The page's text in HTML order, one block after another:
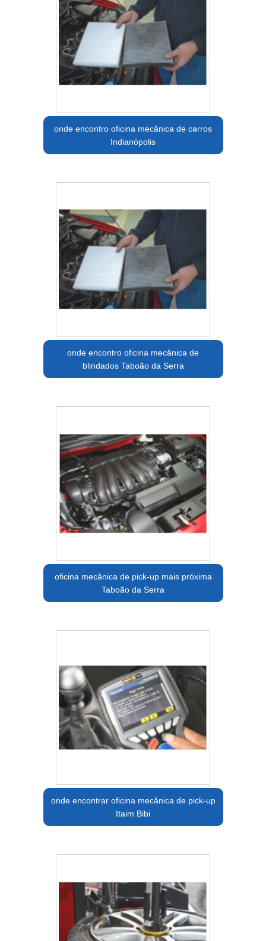
onde encontro oficina mecânica de carros
Indianópolis
onde encontro oficina mecânica de
blindados Taboão da Serra
oficina mecânica de pick-up mais próxima
Taboão da Serra
onde encontrar oficina mecânica de pick-up
Itaim Bibi